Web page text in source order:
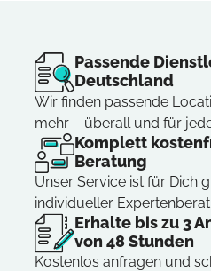
Passende
Deutschland
Wir finden passende
mehr – überall und für
Komplett
Beratung
Unser Service ist für Dich
individueller
Erhalte bis zu 3
von 48 Stunden
Kostenlos anfragen und